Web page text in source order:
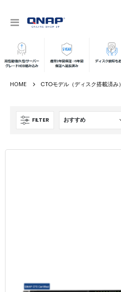
ナ
を
呼
ぶ
CTOモデル（ディスク搭載済み）
FILTER